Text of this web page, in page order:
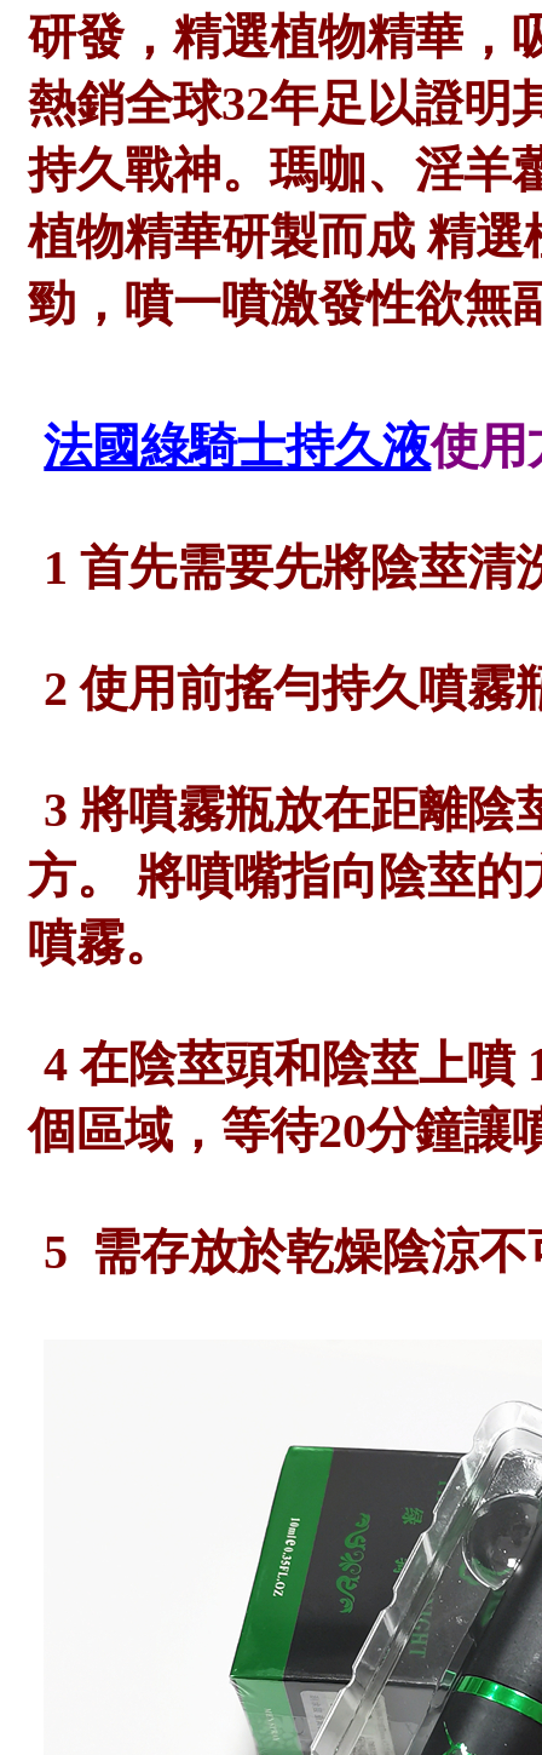
研發，精選植物精華，
熱銷全球32年足以證明
持久戰神。瑪咖、淫羊
植物精華研製而成 精選
勁，噴一噴激發性欲無
法國綠騎士持久液使用
1首先需要先將陰莖清
2使用前搖勻持久噴霧
3 將噴霧瓶放在距離陰
方。 將噴嘴指向陰莖
噴霧。
4在陰莖頭和陰莖上噴
個區域，等待20分鐘讓
5 需存放於乾燥陰涼